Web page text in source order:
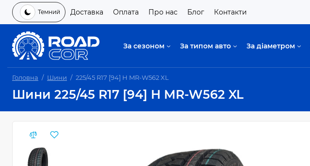
Темний Доставка Оплата Про нас Блог Контакти
За сезоном За типом авто За діаметром
Головна Шини 225/45 R17 [94] H MR-W562 XL
Шини 225/45 R17 [94] H MR-W562 XL